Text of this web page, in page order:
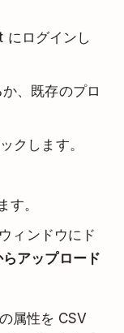
にログインし
、既存のプロ
クします。
す。
ィンドウにド
アップロード
属性を CSV